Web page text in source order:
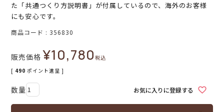
た「共通つくり方説明書」が付属しているので、海外のお客様
にも安心です。
商品コード 356830
販売価格 ¥10,780税込
[ 490 ポイント進呈 ]
お気に入りに登録する